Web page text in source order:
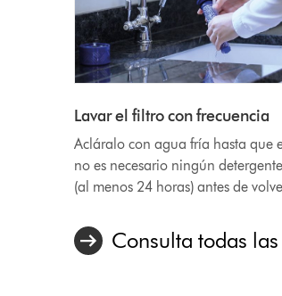
Lavar el filtro con frecuencia
Acláralo con agua fría hasta que
no es necesario ningún
(al menos 24 horas) antes de
Consulta todas